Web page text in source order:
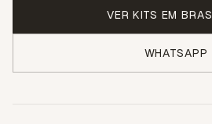
VER KITS EM
WHATSAPP